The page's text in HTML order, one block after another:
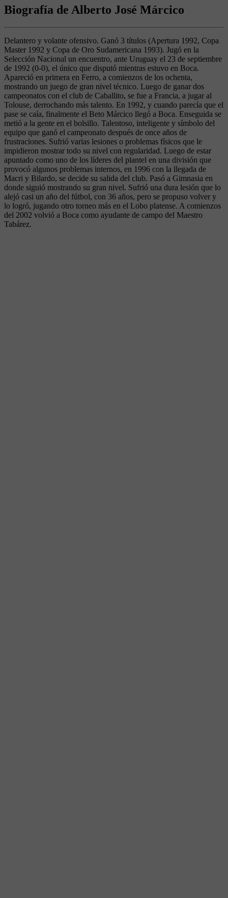
Biografía de Alberto José Márcico
Delantero y volante ofensivo. Ganó 3 títulos (Apertura 1992, Copa
Master 1992 y Copa de Oro Sudamericana 1993). Jugó en la
Selección Nacional un encuentro, ante Uruguay el 23 de septiembre
de 1992 (0-0), el único que disputó mientras estuvo en Boca.
Apareció en primera en Ferro, a comienzos de los ochenta,
mostrando un juego de gran nivel técnico. Luego de ganar dos
campeonatos con el club de Caballito, se fue a Francia, a jugar al
Tolouse, derrochando más talento. En 1992, y cuando parecía que el
pase se caía, finalmente el Beto Márcico llegó a Boca. Enseguida se
metió a la gente en el bolsillo. Talentoso, inteligente y símbolo del
equipo que ganó el campeonato después de once años de
frustraciones. Sufrió varias lesiones o problemas físicos que le
impidieron mostrar todo su nivel con regularidad. Luego de estar
apuntado como uno de los líderes del plantel en una división que
provocó algunos problemas internos, en 1996 con la llegada de
Macri y Bilardo, se decide su salida del club. Pasó a Gimnasia en
donde siguió mostrando su gran nivel. Sufrió una dura lesión que lo
alejó casi un año del fútbol, con 36 años, pero se propuso volver y
lo logró, jugando otro torneo más en el Lobo platense. A comienzos
del 2002 volvió a Boca como ayudante de campo del Maestro
Tabárez.